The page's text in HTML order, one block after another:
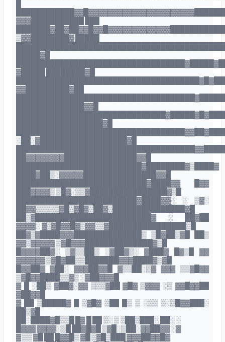
▓▓▓███████████ ███
▒▓▓████████▓ █████
█████▓█
▓█████ ████████▓█
▓▓█████████▓██
██████████████▓▓█
██████████████████▓█
░██░▓██████████████████▓█
██▓▓▓▓▓▓▓▓███████████████▓▓█
██████████████████████████▓████████▓▒████▓
████▓██▒░▓▓▓▓▓███████████████▓▓█
███████████████████████████▓████▓▓ █▓▓
███▓▓▓▓▒ ▒█▓░▒▒▓████████████████▓▒█
█████████████████████████▓████▓▓░ ░ ▒▓░
██▓▓▒▒▒▒▒▓█▒▓█▓▒██▓▒███████████████▓█
██▒▓████████████████████████▓ ░ ██▓██
▓▓▓▓░ ▓▒▓█▓▓█▓▒▓▓▒▒▓████████████████▒█
██▓▒▓████▓▓▓██████████████▒ ▒█▓██▒▓█ ██▒
▓▓▒▓▓▓▓▓ ▒▓█▓▓▓██████████████▓▒█
█▓▓▓▓██▓░ ▒▓▒▒██▒ ░▓██▓▒░ ▓███▓ █▓▒█ ▓▓
▓▓▓▓▓▓ ▒▓█▓██▒▒███████▓▓▓████▓▒▓█
█▓▓██▓ ▓██░ ▓▓▓██▓▓█ ▓▒▒██░▒▓ ▓▓▓ ▒▒▓█▓▓
▒▓█▓▓████▒▒▓▒ ░▓██▓▓▓█
▓ █ ░██▒ ▓██▓░▓▓ ▒▒▒▓██ ▓█▓ ▒▓▓▓ ░▒ ▓▓█▓▓██
▓██▓▓█
▓ ██ ▒█████▓ █ ▒▓█▓ ▒██ █▒ ▒ ░▒▒ ▒░▒█▓▓███░
██▒▓█
██░████▓█▒▒█ █▓ █ ██ ▒░ ▒ ▒██▒███░ ██░ ░
█▓▓▓ ▓▓▓▓░▒█ ██▓█▓█ ▒▓█░▒██░▓▓██▓▓ ░▓
▓ ▒▒ ▓█ ██ █▓▓█▒ ▓█ ▒▓█▒███ ▓▓▓██▓▓█▓